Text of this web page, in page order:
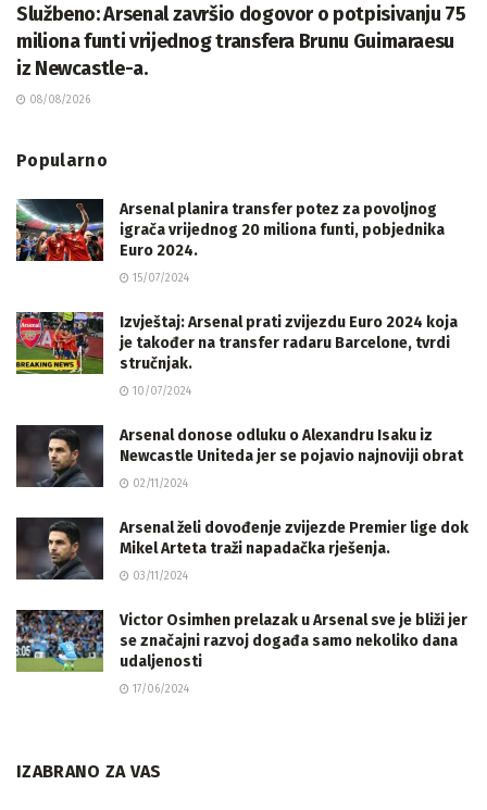
Službeno: Arsenal završio dogovor o potpisivanju 75
miliona funti vrijednog transfera Brunu Guimaraesu
iz Newcastle-a.
08/08/2026
Popularno
Arsenal planira transfer potez za povoljnog
igrača vrijednog 20 miliona funti, pobjednika
Euro 2024.
15/07/2024
Izvještaj: Arsenal prati zvijezdu Euro 2024 koja
je također na transfer radaru Barcelone, tvrdi
stručnjak.
10/07/2024
Arsenal donose odluku o Alexandru Isaku iz
Newcastle Uniteda jer se pojavio najnoviji obrat
02/11/2024
Arsenal želi dovođenje zvijezde Premier lige dok
Mikel Arteta traži napadačka rješenja.
03/11/2024
Victor Osimhen prelazak u Arsenal sve je bliži jer
se značajni razvoj događa samo nekoliko dana
udaljenosti
17/06/2024
IZABRANO ZA VAS